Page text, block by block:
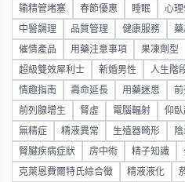
输精管堵塞 春節優惠 睡眠 心理
中醫調理 品質管理 健康服務 藥
催情產品 用藥注意事項 果凍劑型
超級雙效犀利士 新婚男性 人生階
情趣指南 壽命延長 用藥迷思
前列腺增生 腎虛 電腦輻射 仰臥
無精症 精液異常 生殖器畸形
腎臟疾病症狀 房中術 精子知識
克萊恩費爾特氏綜合徵 精液液化